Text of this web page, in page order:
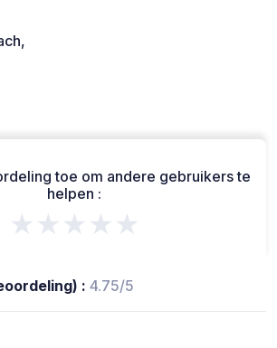
toe om andere gebruikers te
helpen :
★★★★★
: 4.75/5